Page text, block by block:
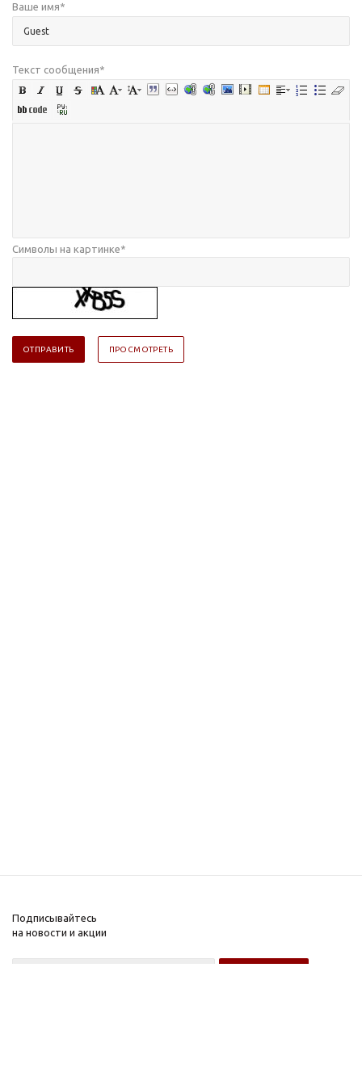
Ваше имя*
Текст сообщения*
Символы на картинке*
Подписывайтесь
на новости и акции